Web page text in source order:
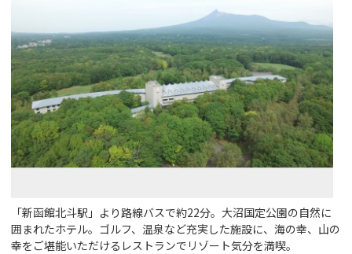
「新函館北斗駅」より路線バスで約22分。大沼国定公園の自然に
囲まれたホテル。ゴルフ、温泉など充実した施設に、海の幸、山の
幸をご堪能いただけるレストランでリゾート気分を満喫。